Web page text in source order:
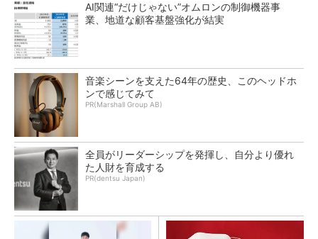
AI関連“だけじゃない”オムロンの制御機器事
業、地道な顧客基盤強化が結実
音楽シーンを支えた64年の歴史、このヘッドホ
ンで感じてみて
PR(Marshall Group AB)
全員がリーダーシップを発揮し、自分より優れ
た人財を育成する
PR(dentsu Japan)